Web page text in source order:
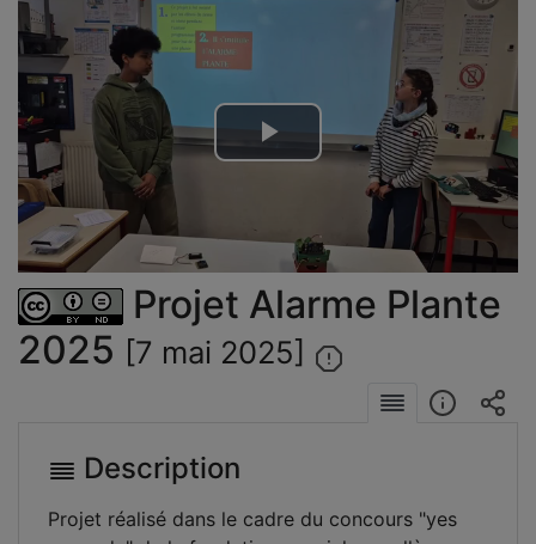
Lire
vidéo
Projet Alarme Plante
2025 [7 mai 2025]
Description
Projet réalisé dans le cadre du concours "yes